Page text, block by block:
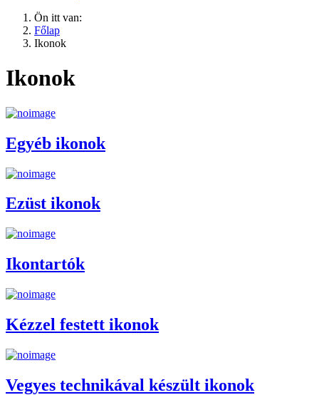
Ön itt van:
Főlap
Ikonok
Ikonok
Egyéb ikonok
Ezüst ikonok
Ikontartók
Kézzel festett ikonok
Vegyes technikával készült ikonok